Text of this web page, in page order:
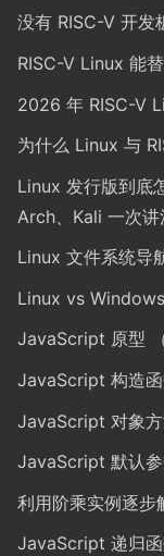
没有 RISC-V 开发
RISC-V Linux 能
2026 年 RISC-V
为什么 Linux 与
Linux 发行版到底
Arch、Kali 一次讲
Linux 文件系统导
Linux vs
JavaScript 原型
JavaScript 构造
JavaScript 对象
JavaScript 默认
利用阶乘实例逐
JavaScript 递归